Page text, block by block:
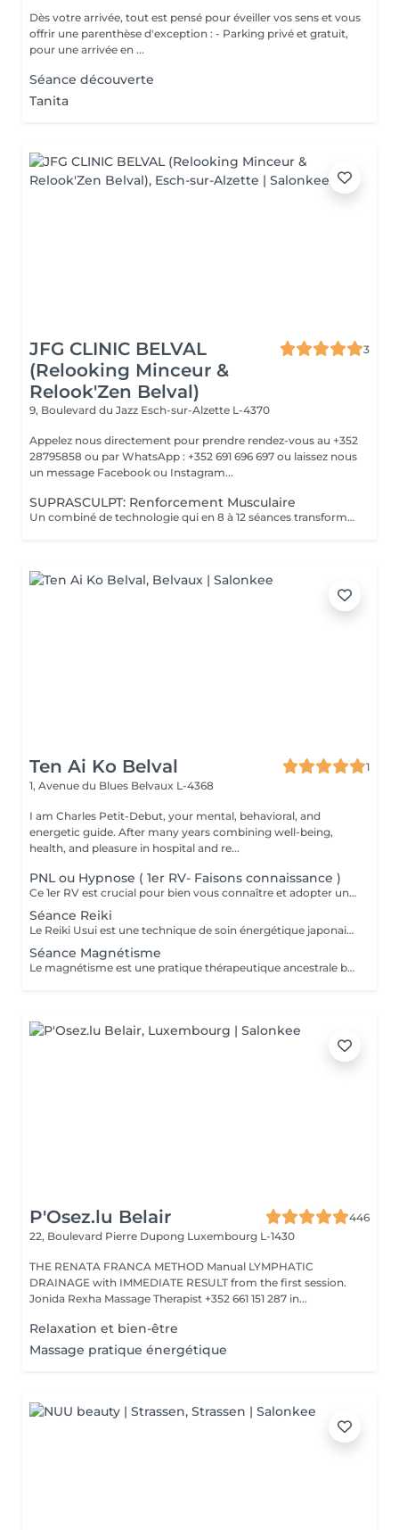
Dès votre arrivée, tout est pensé pour éveiller vos sens et vous
offrir une parenthèse d'exception : - Parking privé et gratuit,
pour une arrivée en ...
Séance découverte
Tanita
JFG CLINIC BELVAL
(Relooking Minceur &
Relook'Zen Belval)
3
9, Boulevard du Jazz Esch-sur-Alzette L-4370
Appelez nous directement pour prendre rendez-vous au +352
28795858 ou par WhatsApp : +352 691 696 697 ou laissez nous
un message Facebook ou Instagram...
SUPRASCULPT: Renforcement Musculaire
Un combiné de technologie qui en 8 à 12 séances transformera votre silhouette sur une zone du corps.. Des abdos développés? des cuisses tonifiées ?? des bras remodelés?? alors n'hésitez plus !!
Ten Ai Ko Belval
1
1, Avenue du Blues Belvaux L-4368
I am Charles Petit-Debut, your mental, behavioral, and
energetic guide. After many years combining well-being,
health, and pleasure in hospital and re...
PNL ou Hypnose ( 1er RV- Faisons connaissance )
Ce 1er RV est crucial pour bien vous connaître et adopter une approche personnalisée et efficace lors des prochaines séances.
Séance Reiki
Le Reiki Usui est une technique de soin énergétique japonaise, fondée par Mikao Usui au début du XXème siècle. Elle repose sur le principe de transmission de l'énergie universelle par imposition des mains pour favoriser la guérison et le bien-être. Les bienfaits du Reiki incluent l'harmonisation du corps et de l'esprit, la réduction du stress et la promotion de la relaxation pour une amélioration de la qualité du sommeil, le renforcement du système immunitaire et l'équilibrage des émotions. Le Reiki peut être utilisé pour soulager une douleur ponctuelle ou pour accompagner un traitement plus lourd.
Séance Magnétisme
Le magnétisme est une pratique thérapeutique ancestrale basée sur l'utilisation de l'énergie universelle. Il repose sur le principe que le corps humain émet et reçoit des énergies en fonction de blessures et/ou de besoins. Le magnétiseur peut rééquilibrer ces flux énergétiques par imposition des mains. Cela contribue à la réduction des douleurs, l'amélioration de la circulation sanguine et le renforcement des défenses naturelles de l'organisme, mais aussi à la diminution du stress, l'accélération de la cicatrisation et l'amélioration du bien-être général.
P'Osez.lu Belair
446
22, Boulevard Pierre Dupong Luxembourg L-1430
THE RENATA FRANCA METHOD Manual LYMPHATIC
DRAINAGE with IMMEDIATE RESULT from the first session.
Jonida Rexha Massage Therapist +352 661 151 287 in...
Relaxation et bien-être
Massage pratique énergétique